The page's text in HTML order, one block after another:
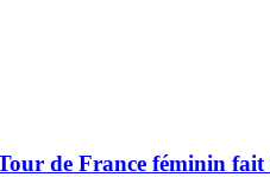
de France féminin fait